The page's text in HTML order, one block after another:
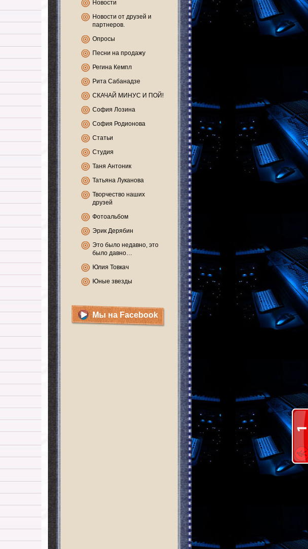
Новости
Новости от друзей и
партнеров.
Опросы
Песни на продажу
Регина Кемпл
Рита Сабанадзе
СКАЧАЙ МИНУС И ПОЙ!
София Лозина
София Родионова
Статьи
Студия
Таня Антоник
Татьяна Луканова
Творчество наших
друзей
Фотоальбом
Эрик Дерябин
Это было недавно, это
было давно…
Юлия Товкач
Юные звезды
Мы на Facebook